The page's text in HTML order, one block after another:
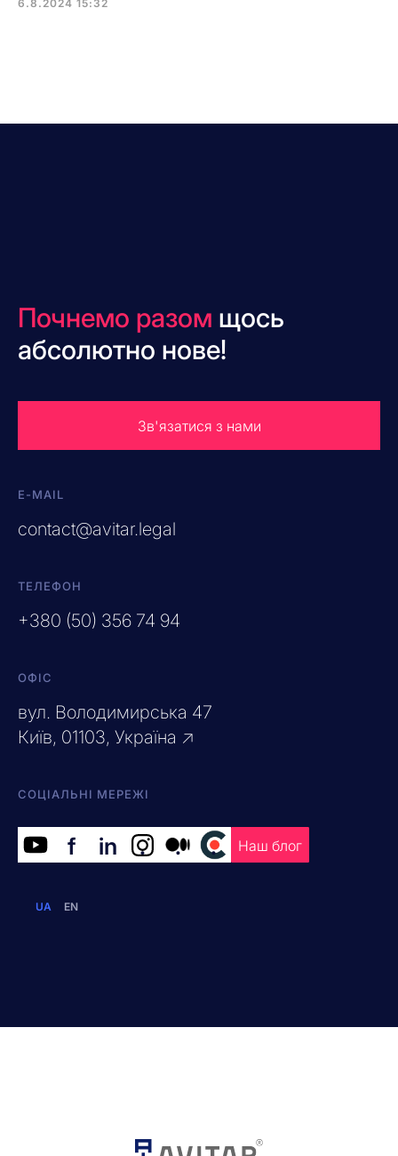
6.8.2024 15:32
Почнемо разом щось
абсолютно нове!
Зв'язатися з нами
E-MAIL
contact@avitar.legal
ТЕЛЕФОН
+380 (50) 356 74 94
ОФІС
вул. Володимирська 47
Київ, 01103, Україна ↗
СОЦІАЛЬНІ МЕРЕЖІ
f in . . . Наш блог
UA EN